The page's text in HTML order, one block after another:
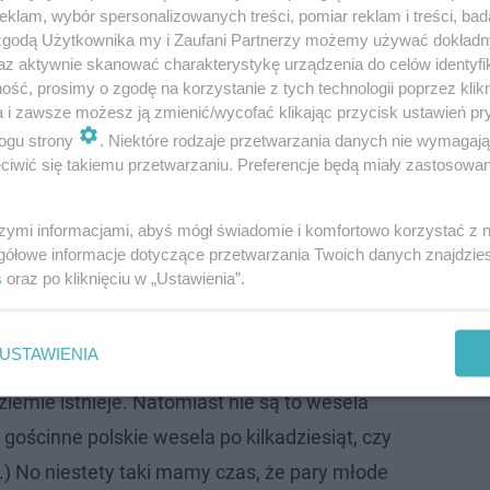
nie ma wątpliwości
i organizuje "wesela po cichu". Pary nie wyobrażają
czy znajomych. Policja podkreśla, że zna takie
Konsekwencje mogą być dla nas bardzo
mieć interwencji policji na weselu, ale również
do Polski. Co się zmieni od 30.03…
istnieje. Natomiast nie są to wesela
polskie wesela po kilkadziesiąt, czy
No niestety taki mamy czas, że pary młode
wybór spersonalizowanych treści, pomiar reklam i treści,
Użytkownika my i Zaufani Partnerzy możemy używać
aktywnie skanować charakterystykę urządzenia do celów
prosimy o zgodę na korzystanie z tych technologii poprzez
i zawsze możesz ją zmienić/wycofać klikając przycisk ustawień
strony
. Niektóre rodzaje przetwarzania danych nie
się takiemu przetwarzaniu. Preferencje będą miały
informacjami, abyś mógł świadomie i komfortowo korzystać z
informacje dotyczące przetwarzania Twoich danych
oraz po kliknięciu w „Ustawienia”.
USTAWIENIA